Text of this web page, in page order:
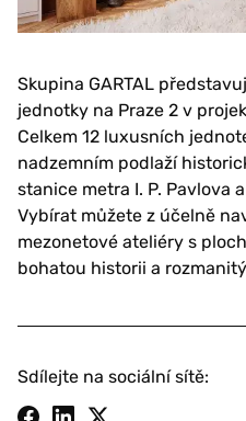
Skupina GARTAL
jednotky na Praze 2 v
Celkem 12 luxusních
nadzemním podlaží
stanice metra I. P. Pavlova
Vybírat můžete z účelně
mezonetové ateliéry s
bohatou historii a
Sdílejte na sociální sítě: